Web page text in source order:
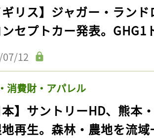
ギリス】ジャガー・ラン
セプトカー発表。GHG1
12
消費財・アパレル
本】サントリーHD、熊本
再生。森林・農地を流